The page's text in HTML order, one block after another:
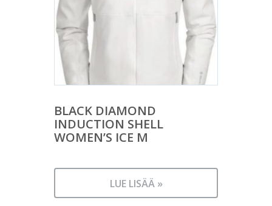
BLACK DIAMOND
INDUCTION SHELL
WOMEN’S ICE M
LUE LISÄÄ »